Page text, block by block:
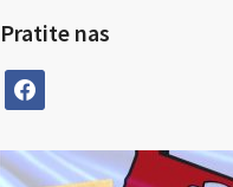
Pratite nas
facebook